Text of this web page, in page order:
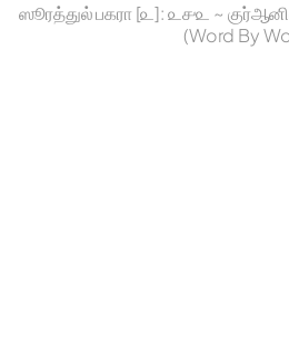
ஸூரத்துல் பகரா [௨]: ௨௪௨ ~
(Word By